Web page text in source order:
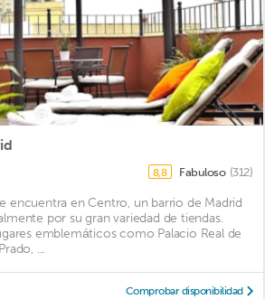
8,8 Fabuloso (312)
encuentra en Centro, un barrio de Madrid
por su gran variedad de tiendas.
emblemáticos como Palacio Real de
...
Comprobar disponibilidad